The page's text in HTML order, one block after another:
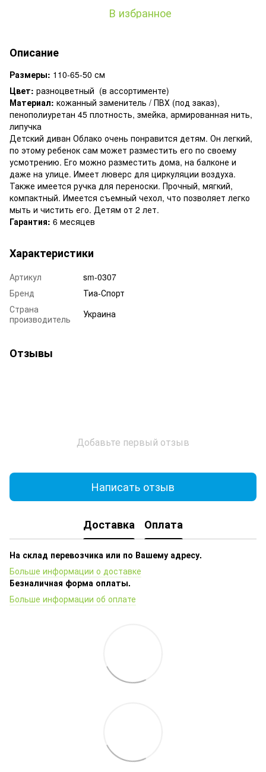
В избранное
Описание
Размеры: 110-65-50 см
Цвет: разноцветный (в ассортименте)
Материал: кожанный заменитель / ПВХ (под заказ),
пенополиуретан 45 плотность, змейка, армированная нить,
липучка
Детский диван Облако очень понравится детям. Он легкий,
по этому ребенок сам может разместить его по своему
усмотрению. Его можно разместить дома, на балконе и
даже на улице. Имеет люверс для циркуляции воздуха.
Также имеется ручка для переноски. Прочный, мягкий,
компактный. Имеется съемный чехол, что позволяет легко
мыть и чистить его. Детям от 2 лет.
Гарантия: 6 месяцев
Характеристики
Артикул
sm-0307
Бренд
Тиа-Спорт
Страна
производитель
Украина
Отзывы
Добавьте первый отзыв
Написать отзыв
Доставка Оплата
На склад перевозчика или по Вашему адресу.
Больше информации о доставке
Безналичная форма оплаты.
Больше информации об оплате